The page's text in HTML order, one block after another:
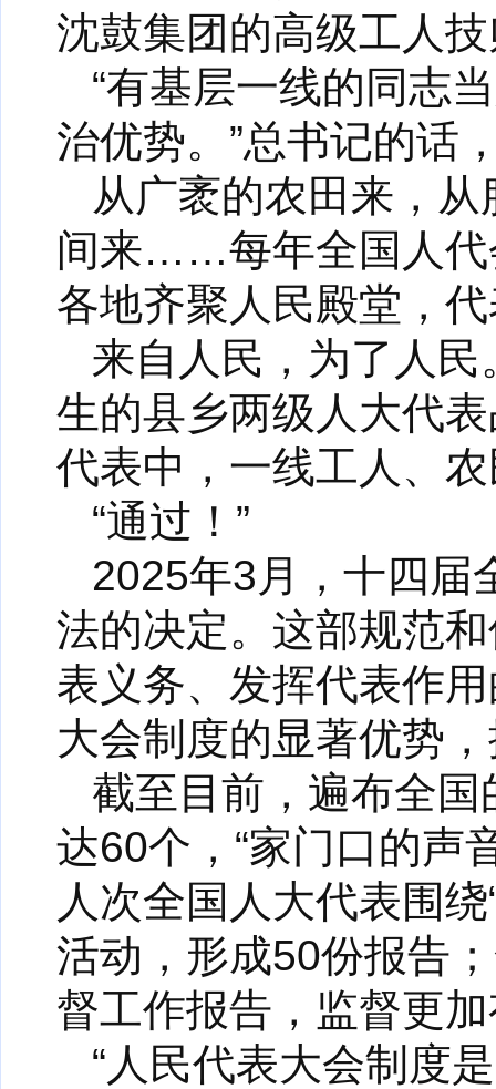
沈鼓集团的高级工人
“有基层一线的同志
治优势。”总书记的话
从广袤的农田来，
间来……每年全国人代
各地齐聚人民殿堂，
来自人民，为了人
生的县乡两级人大代
代表中，一线工人、
“通过！”
2025年3月，十四届
法的决定。这部规范
表义务、发挥代表作
大会制度的显著优势
截至目前，遍布全
达60个，“家门口的声
人次全国人大代表围
活动，形成50份报告
督工作报告，监督更
“人民代表大会制度